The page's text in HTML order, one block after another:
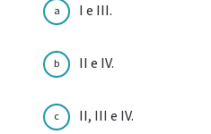
a I e III.
b II e IV.
c II, III e IV.